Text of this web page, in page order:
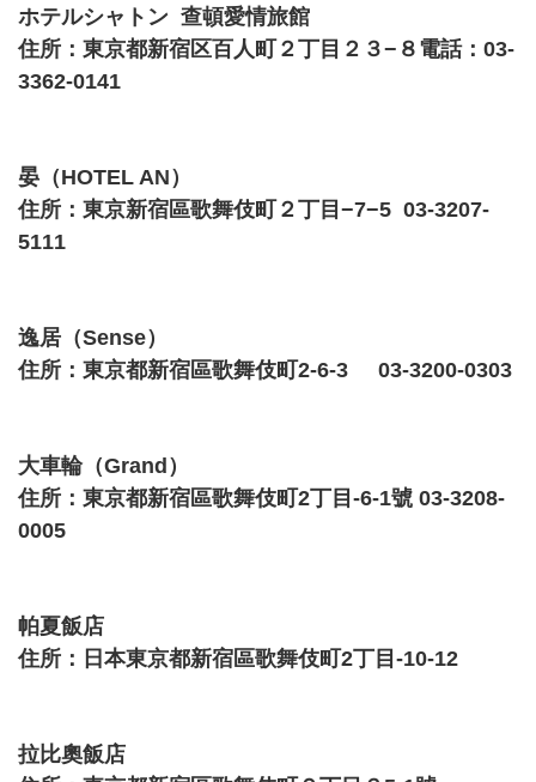
ホテルシャトン 查頓愛情旅館
住所：東京都新宿区百人町２丁目２３−８電話：03-
3362-0141
晏（HOTEL AN）
住所：東京新宿區歌舞伎町２丁目−7−5 03-3207-
5111
逸居（Sense）
住所：東京都新宿區歌舞伎町2-6-3 03-3200-0303
大車輪（Grand）
住所：東京都新宿區歌舞伎町2丁目-6-1號 03-3208-
0005
帕夏飯店
住所：日本東京都新宿區歌舞伎町2丁目-10-12
拉比奧飯店